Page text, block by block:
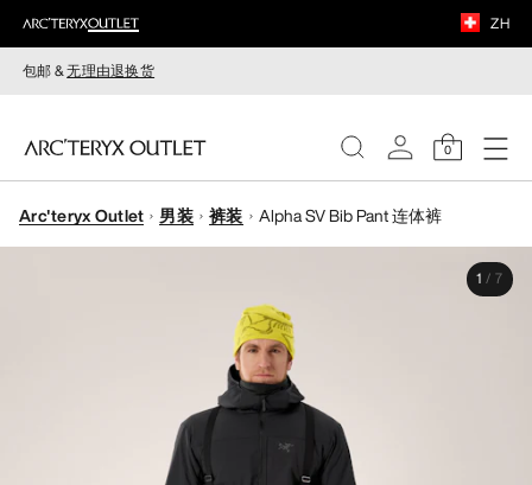
ZH
包邮 &无理由退换货
0
女装
Arc'teryx Outlet 男装 裤装 Alpha SV Bib Pant 连体裤
1 / 7